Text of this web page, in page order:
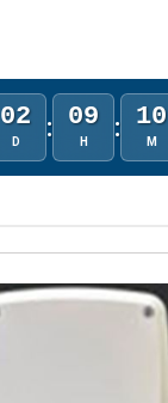
02
D : 09
H : 10
M